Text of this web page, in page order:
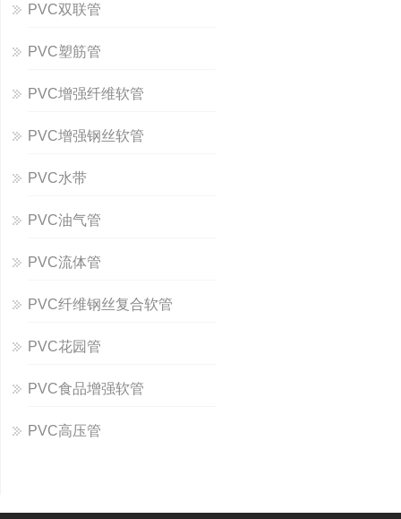
PVC双联管
PVC塑筋管
PVC增强纤维软管
PVC增强钢丝软管
PVC水带
PVC油气管
PVC流体管
PVC纤维钢丝复合软管
PVC花园管
PVC食品增强软管
PVC高压管